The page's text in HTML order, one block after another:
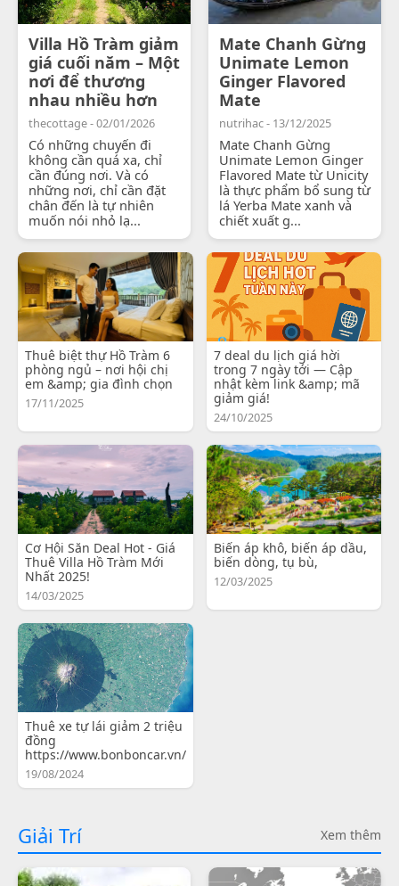
Villa Hồ Tràm giảm
giá cuối năm – Một
nơi để thương
nhau nhiều hơn
thecottage - 02/01/2026
Có những chuyến đi
không cần quá xa, chỉ
cần đúng nơi. Và có
những nơi, chỉ cần đặt
chân đến là tự nhiên
muốn nói nhỏ lạ...
Mate Chanh Gừng
Unimate Lemon
Ginger Flavored
Mate
nutrihac - 13/12/2025
Mate Chanh Gừng
Unimate Lemon Ginger
Flavored Mate từ Unicity
là thực phẩm bổ sung từ
lá Yerba Mate xanh và
chiết xuất g...
Thuê biệt thự Hồ Tràm 6
phòng ngủ – nơi hội chị
em &amp; gia đình chọn
17/11/2025
7 deal du lịch giá hời
trong 7 ngày tới — Cập
nhật kèm link &amp; mã
giảm giá!
24/10/2025
Cơ Hội Săn Deal Hot - Giá
Thuê Villa Hồ Tràm Mới
Nhất 2025!
14/03/2025
Biến áp khô, biến áp dầu,
biến dòng, tụ bù,
12/03/2025
Thuê xe tự lái giảm 2 triệu
đồng
https://www.bonboncar.vn/
19/08/2024
Giải Trí Xem thêm